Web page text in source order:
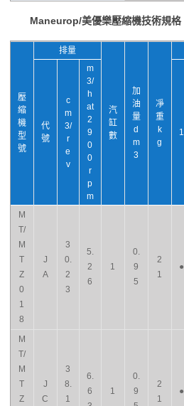
Maneurop/美優樂壓縮機技術規格
壓
縮
機
型
號
排量
汽
缸
數
加
油
量
d
m
3
凈
重
k
g
代
號
c
m
3/
r
e
v
m
3/
h
at
2
9
0
0
r
p
m
1
M
T/
M
T
Z
0
1
8
J
A
3
0.
2
3
5.
2
6
1
0.
9
5
2
1
●
M
T/
M
T
Z
J
C
3
8.
1
6.
6
1
0.
9
2
1
●